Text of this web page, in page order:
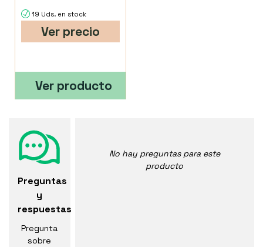
19 Uds. en stock
Ver precio
Ver producto
Preguntas
y
respuestas
Pregunta
sobre
No hay preguntas para este
producto